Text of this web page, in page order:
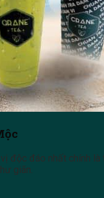
độc đáo nhất chính
giãn.